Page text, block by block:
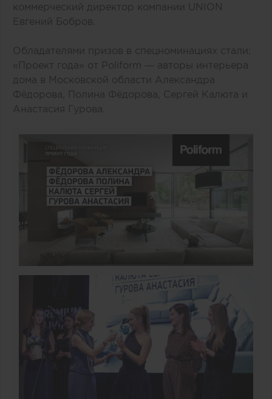
коммерческий директор компании UNION
Евгений Бобров.
Обладателями призов в спецноминациях стали:
«Проект года» от Poliform — авторы интерьера
дома в Московской области Александра
Фёдорова, Полина Фёдорова, Сергей Калюта и
Анастасия Гурова.